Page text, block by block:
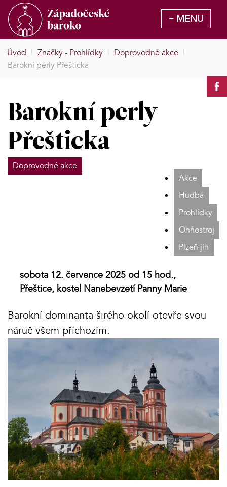
Úvod | Značky - Prohlídky | Doprovodné akce |
Barokní perly Přešticka
Barokní perly
Přešticka
Doprovodné akce
Akce
Hudba
Prohlídky
Ohňostroj
Plzeň jih
sobota 12. července 2025 od 15 hod.,
Přeštice, kostel Nanebevzetí Panny Marie
Barokní dominanta širého okolí otevře svou
náruč všem příchozím.